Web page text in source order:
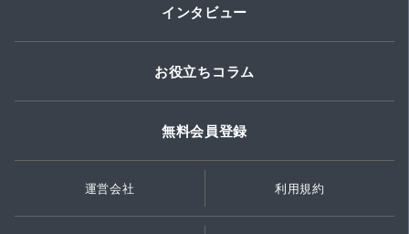
インタビュー
お役立ちコラム
無料会員登録
運営会社 利用規約